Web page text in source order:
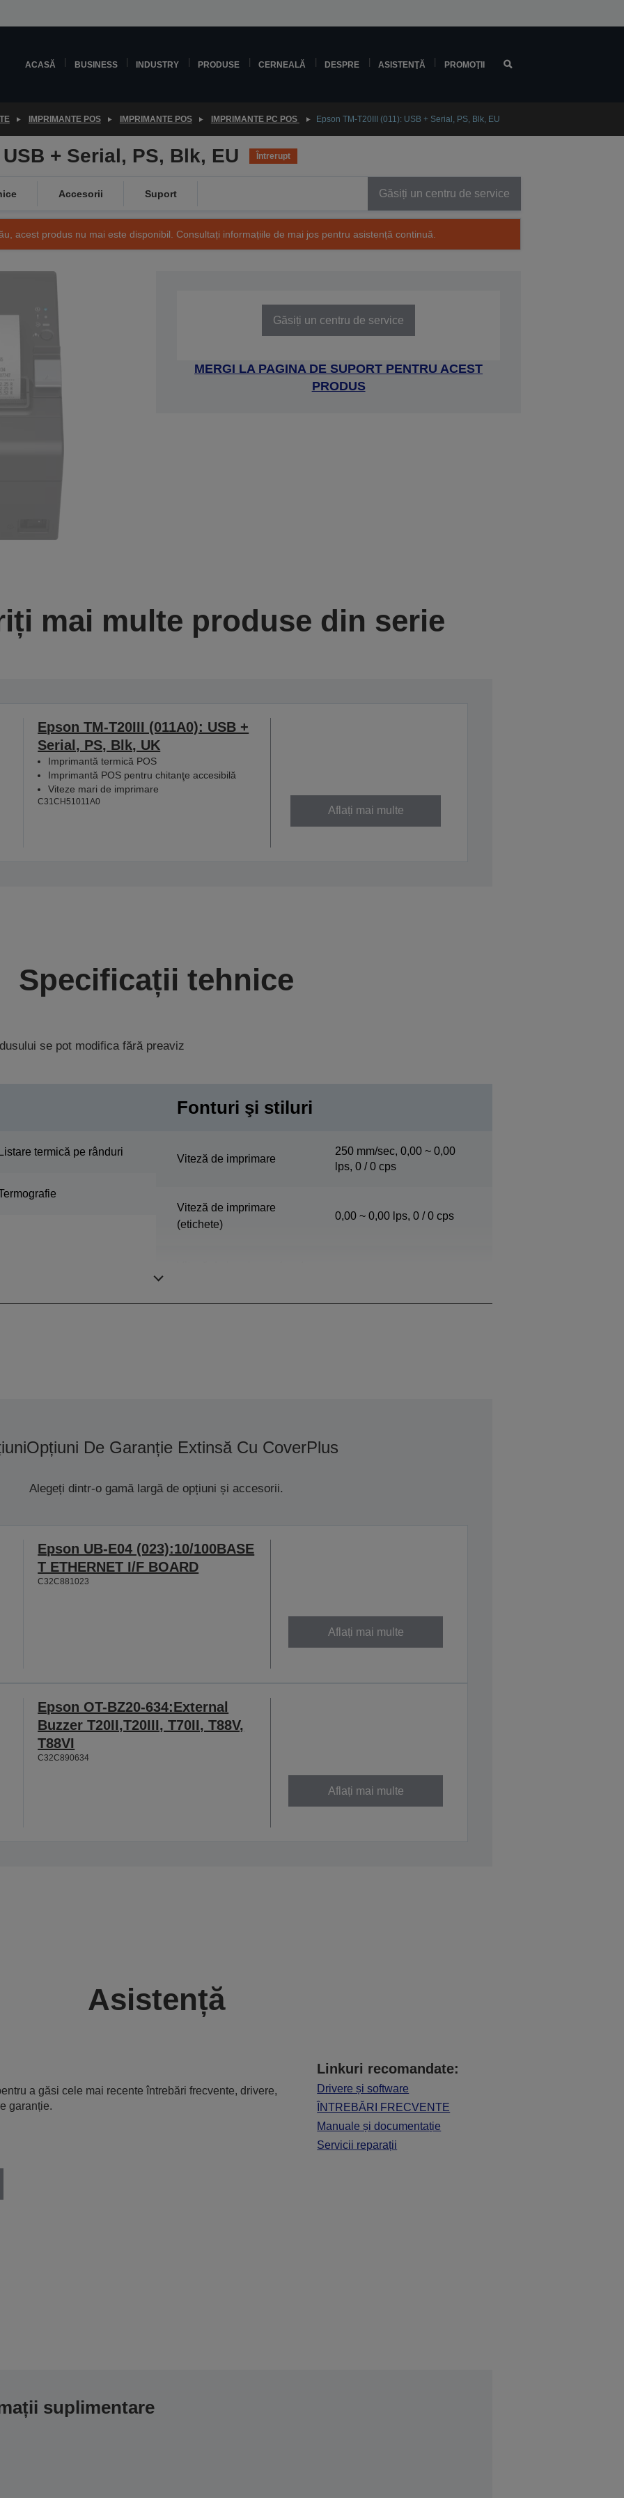
ACASĂ BUSINESS INDUSTRY PRODUSE CERNEALĂ DESPRE ASISTENŢĂ PROMOŢII
IMPRIMANTE POS IMPRIMANTE POS IMPRIMANTE PC POS Epson TM-T20III (011): USB + Serial, PS, Blk, EU
+ Serial, PS, Blk, EU Întrerupt
Accesorii Suport Găsiți un centru de service
acest produs nu mai este disponibil. Consultați informațiile de mai jos pentru asistență continuă.
Găsiți un centru de service
MERGI LA PAGINA DE SUPORT PENTRU ACEST
PRODUS
mai multe produse din serie
Epson TM-T20III (011A0): USB +
Serial, PS, Blk, UK
Imprimantă termică POS
Imprimantă POS pentru chitanţe accesibilă
Viteze mari de imprimare
C31CH51011A0
Aflați mai multe
Specificații tehnice
se pot modifica fără preaviz
termică pe rânduri
Fonturi şi stiluri
Viteză de imprimare
250 mm/sec, 0,00 ~ 0,00
lps, 0 / 0 cps
Viteză de imprimare
(etichete)
0,00 ~ 0,00 lps, 0 / 0 cps
Opțiuni De Garanție Extinsă Cu CoverPlus
Alegeți dintr-o gamă largă de opțiuni și accesorii.
Epson UB-E04 (023):10/100BASE
T ETHERNET I/F BOARD
C32C881023
Aflați mai multe
Epson OT-BZ20-634:External
Buzzer T20II,T20III, T70II, T88V,
T88VI
C32C890634
Aflați mai multe
Asistență
a găsi cele mai recente întrebări frecvente, drivere,
garanție.
Linkuri recomandate:
Drivere și software
ÎNTREBĂRI FRECVENTE
Manuale și documentație
Servicii reparații
suplimentare